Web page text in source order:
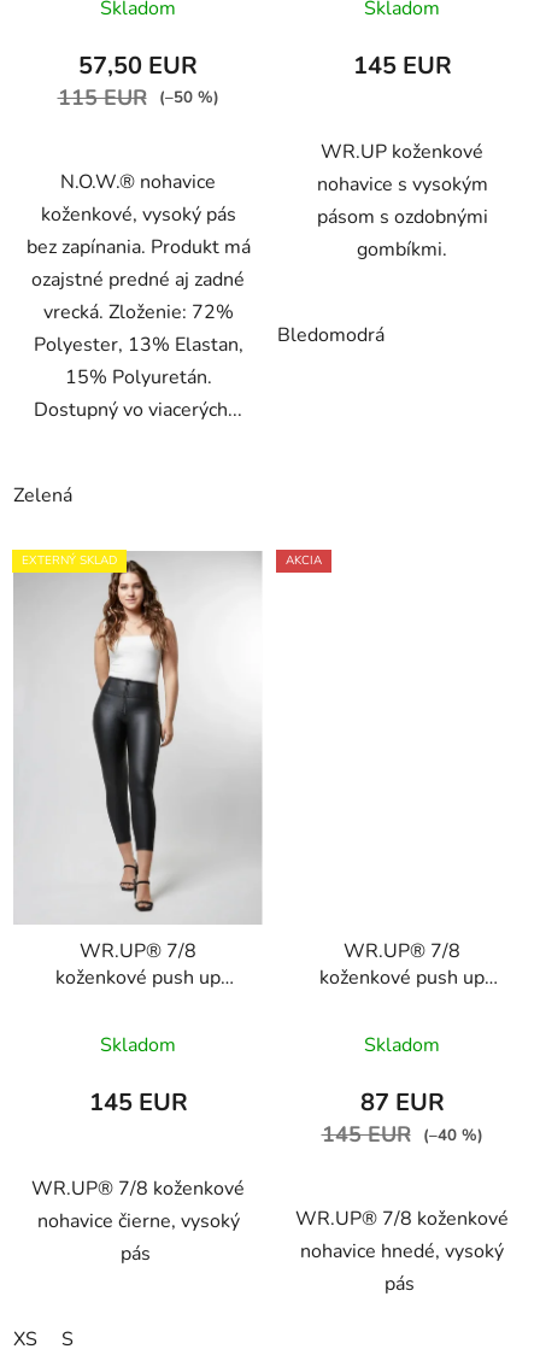
Skladom
57,50 EUR
115 EUR (–50 %)
N.O.W.® nohavice
koženkové, vysoký pás
bez zapínania. Produkt má
ozajstné predné aj zadné
vrecká. Zloženie: 72%
Polyester, 13% Elastan,
15% Polyuretán.
Dostupný vo viacerých...
Zelená
WRUP2SHS2549
Skladom
145 EUR
WR.UP koženkové
nohavice s vysokým
pásom s ozdobnými
gombíkmi.
Bledomodrá
EXTERNÝ SKLAD
WR.UP® 7/8
koženkové push up
pás RE(MOVE)
WRUP4HC006PREC, N
hodnotenie
produktu
z
5
hviezdičiek.
Skladom
145 EUR
WR.UP® 7/8 koženkové
nohavice čierne, vysoký
pás
XS S
AKCIA
WR.UP® 7/8
koženkové push up
pás RE(MOVE)
WRUP4HC006PREC,
Skladom
87 EUR
145 EUR (–40 %)
WR.UP® 7/8 koženkové
nohavice hnedé, vysoký
pás